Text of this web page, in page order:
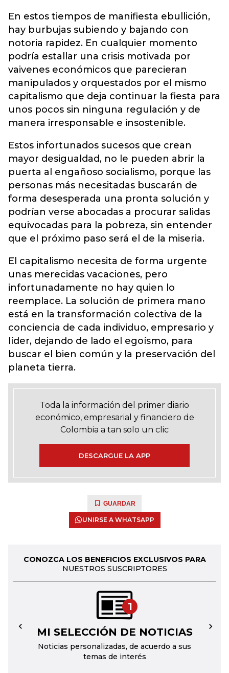
En estos tiempos de manifiesta ebullición,
hay burbujas subiendo y bajando con
notoria rapidez. En cualquier momento
podría estallar una crisis motivada por
vaivenes económicos que parecieran
manipulados y orquestados por el mismo
capitalismo que deja continuar la fiesta para
unos pocos sin ninguna regulación y de
manera irresponsable e insostenible.
Estos infortunados sucesos que crean
mayor desigualdad, no le pueden abrir la
puerta al engañoso socialismo, porque las
personas más necesitadas buscarán de
forma desesperada una pronta solución y
podrían verse abocadas a procurar salidas
equivocadas para la pobreza, sin entender
que el próximo paso será el de la miseria.
El capitalismo necesita de forma urgente
unas merecidas vacaciones, pero
infortunadamente no hay quien lo
reemplace. La solución de primera mano
está en la transformación colectiva de la
conciencia de cada individuo, empresario y
líder, dejando de lado el egoísmo, para
buscar el bien común y la preservación del
planeta tierra.
Toda la información del primer diario
económico, empresarial y financiero de
Colombia a tan solo un clic
DESCARGUE LA APP
GUARDAR
UNIRSE A WHATSAPP
CONOZCA LOS BENEFICIOS EXCLUSIVOS PARA
NUESTROS SUSCRIPTORES
1
MI SELECCIÓN DE NOTICIAS
Noticias personalizadas, de acuerdo a sus
temas de interés
← →